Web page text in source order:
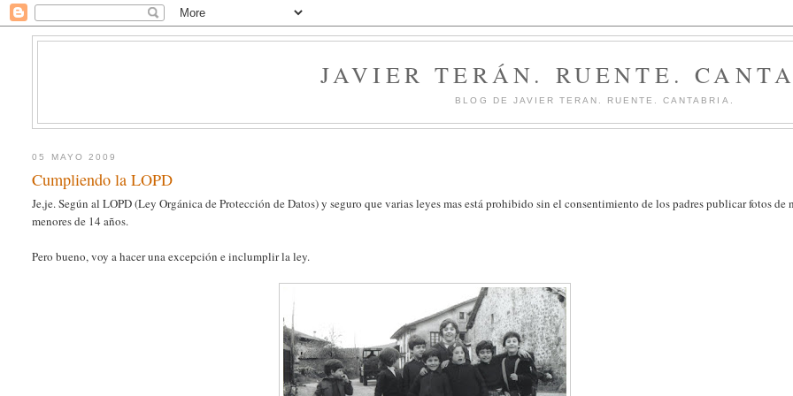
JAVIER TERÁN. RUENTE.
BLOG DE JAVIER TERAN. RUENTE. CANTABRIA.
05 MAYO 2009
Cumpliendo la LOPD
Je,je. Según al LOPD (Ley Orgánica de Protección de Datos) y seguro que varias leyes mas está prohibido sin el consentimiento de los padres publicar fotos de
menores de 14 años.
Pero bueno, voy a hacer una excepción e inclumplir la ley.